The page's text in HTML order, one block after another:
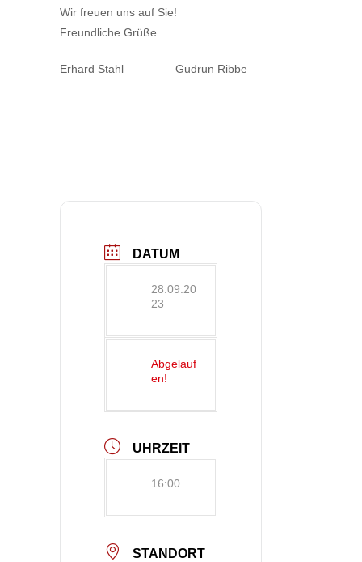
Wir freuen uns auf Sie!
Freundliche Grüße
Erhard Stahl Gudrun Ribbe
DATUM
28.09.20
23
Abgelauf
en!
UHRZEIT
16:00
STANDORT